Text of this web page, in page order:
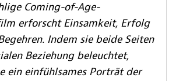
Coming-of-Age-
erforscht Einsamkeit, Erfolg
Indem sie beide Seiten
Beziehung beleuchtet,
ein einfühlsames Porträt der